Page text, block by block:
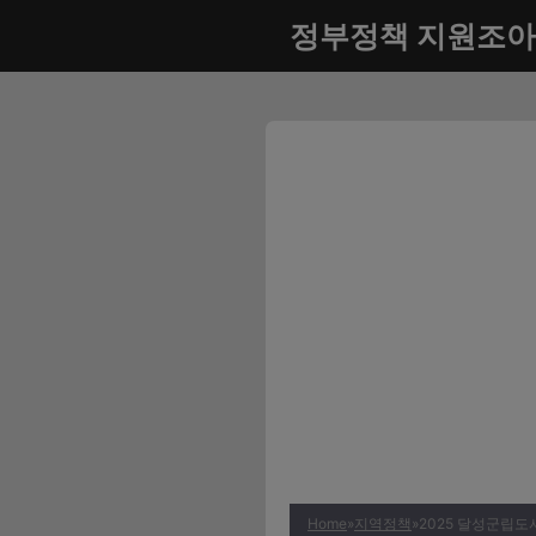
츠
정부정책 지원조아
Home»지역정책 »2025 달성군립도